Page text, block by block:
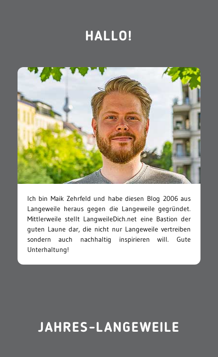
HALLO!
Ich bin Maik Zehrfeld und habe diesen Blog 2006 aus
Langeweile heraus gegen die Langeweile gegründet.
Mittlerweile stellt LangweileDich.net eine Bastion der
guten Laune dar, die nicht nur Langeweile vertreiben
sondern auch nachhaltig inspirieren will. Gute
Unterhaltung!
JAHRES-LANGEWEILE